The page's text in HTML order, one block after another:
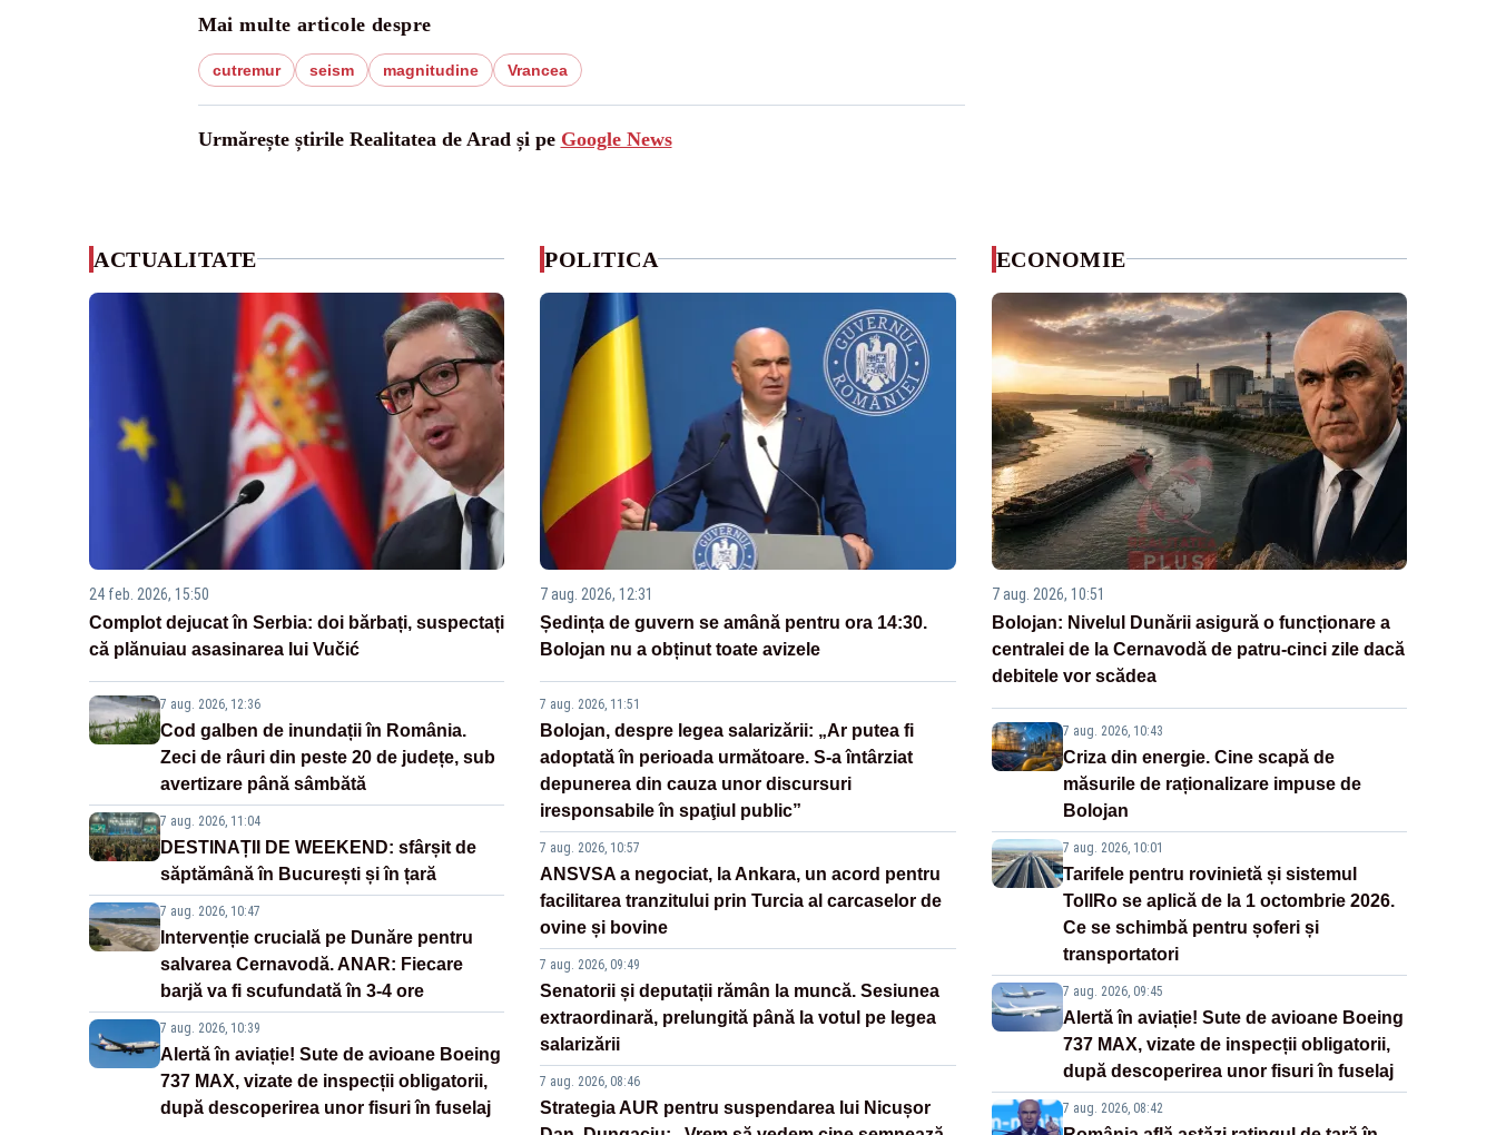
Mai multe articole despre
cutremur seism magnitudine Vrancea
Urmărește știrile Realitatea de Arad și pe Google News
ACTUALITATE
24 feb. 2026, 15:50
Complot dejucat în Serbia: doi bărbați, suspectați
că plănuiau asasinarea lui Vučić
7 aug. 2026, 12:36
Cod galben de inundații în România.
Zeci de râuri din peste 20 de județe, sub
avertizare până sâmbătă
7 aug. 2026, 11:04
DESTINAȚII DE WEEKEND: sfârșit de
săptămână în București și în țară
7 aug. 2026, 10:47
Intervenție crucială pe Dunăre pentru
salvarea Cernavodă. ANAR: Fiecare
barjă va fi scufundată în 3-4 ore
7 aug. 2026, 10:39
Alertă în aviație! Sute de avioane Boeing
737 MAX, vizate de inspecții obligatorii,
după descoperirea unor fisuri în fuselaj
POLITICA
7 aug. 2026, 12:31
Ședința de guvern se amână pentru ora 14:30.
Bolojan nu a obținut toate avizele
7 aug. 2026, 11:51
Bolojan, despre legea salarizării: „Ar putea fi
adoptată în perioada următoare. S-a întârziat
depunerea din cauza unor discursuri
iresponsabile în spaţiul public”
7 aug. 2026, 10:57
ANSVSA a negociat, la Ankara, un acord pentru
facilitarea tranzitului prin Turcia al carcaselor de
ovine și bovine
7 aug. 2026, 09:49
Senatorii și deputații rămân la muncă. Sesiunea
extraordinară, prelungită până la votul pe legea
salarizării
7 aug. 2026, 08:46
Strategia AUR pentru suspendarea lui Nicușor
ECONOMIE
7 aug. 2026, 10:51
Bolojan: Nivelul Dunării asigură o funcționare a
centralei de la Cernavodă de patru-cinci zile dacă
debitele vor scădea
7 aug. 2026, 10:43
Criza din energie. Cine scapă de
măsurile de raționalizare impuse de
Bolojan
7 aug. 2026, 10:01
Tarifele pentru rovinietă și sistemul
TollRo se aplică de la 1 octombrie 2026.
Ce se schimbă pentru șoferi și
transportatori
7 aug. 2026, 09:45
Alertă în aviație! Sute de avioane Boeing
737 MAX, vizate de inspecții obligatorii,
după descoperirea unor fisuri în fuselaj
7 aug. 2026, 08:42